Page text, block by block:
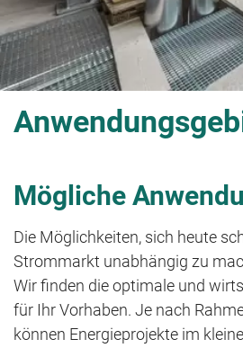
Mögliche
Die Möglichkeiten, sich heute
Strommarkt unabhängig zu
Wir finden die optimale und
für Ihr Vorhaben. Je nach
können Energieprojekte im